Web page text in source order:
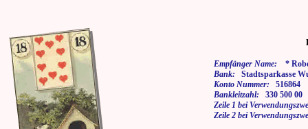
Empfänger Name: *
Bank: Stadtsparkasse
Konto Nummer: 516864
Bankleitzahl: 330 500 00
Zeile 1 bei
Zeile 2 bei